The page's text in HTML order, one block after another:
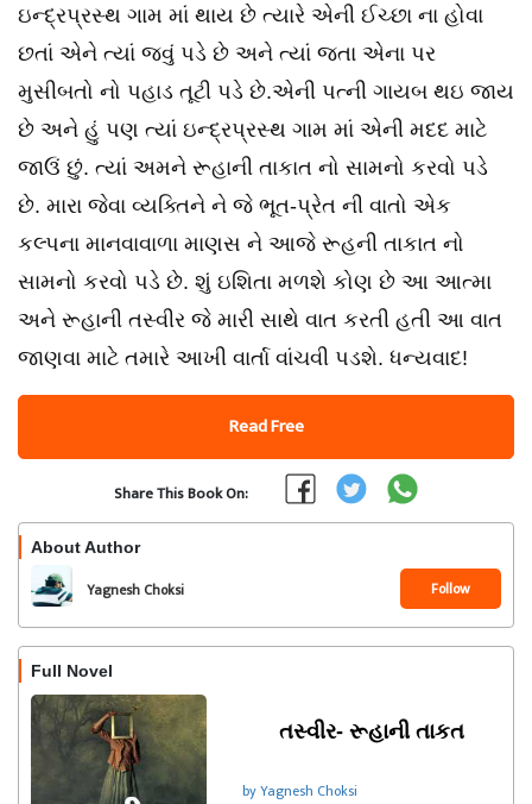
ઇન્દ્રપ્રસ્થ ગામ માં થાય છે ત્યારે એની ઈચ્છા ના હોવા
છતાં એને ત્યાં જવું પડે છે અને ત્યાં જતા એના પર
મુસીબતો નો પહાડ તૂટી પડે છે.એની પત્ની ગાયબ થઇ જાય
છે અને હું પણ ત્યાં ઇન્દ્રપ્રસ્થ ગામ માં એની મદદ માટે
જાઉં છું. ત્યાં અમને રૂહાની તાકાત નો સામનો કરવો પડે
છે. મારા જેવા વ્યક્તિને ને જે ભૂત-પ્રેત ની વાતો એક
કલ્પના માનવાવાળા માણસ ને આજે રૂહની તાકાત નો
સામનો કરવો પડે છે. શું ઇશિતા મળશે કોણ છે આ આત્મા
અને રૂહાની તસ્વીર જે મારી સાથે વાત કરતી હતી આ વાત
જાણવા માટે તમારે આખી વાર્તા વાંચવી પડશે. ધન્યવાદ!
Read Free
Share This Book On:
About Author
Yagnesh Choksi Follow
Full Novel
તસ્વીર- રૂહાની તાકત
by Yagnesh Choksi